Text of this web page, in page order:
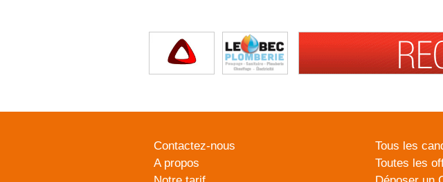
Contactez-nous
A propos
Tous les
Toutes les